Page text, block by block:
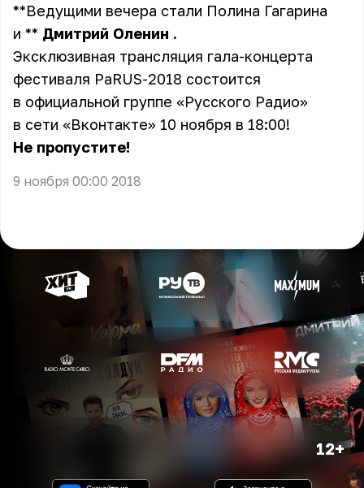
** Ведущими вечера стали Полина Гагарина
и ** Дмитрий Оленин .
Эксклюзивная трансляция гала-концерта
фестиваля PaRUS-2018 состоится
в официальной группе «Русского Радио»
в сети «Вконтакте» 10 ноября в 18:00!
Не пропустите!
9 ноября 00:00 2018
12+